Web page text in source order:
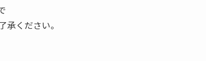
ください。